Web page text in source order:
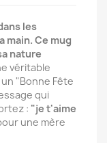
les
main. Ce mug
nature
véritable
"Bonne Fête
qui
: "je t'aime
une mère